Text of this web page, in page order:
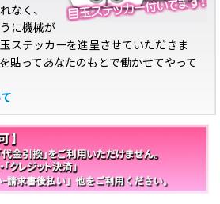
なく、
に機械が
ステッカーを進呈させていただきま
貼ってあなたのもとで働かせてやって